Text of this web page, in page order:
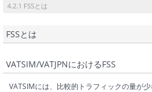
4.2.1 FSSとは
FSSとは
VATSIM/VATJPNにおけるFSS
VATSIMには、 比較的トラフィックの量が